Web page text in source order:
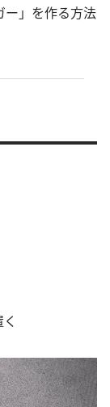
ー」を作る方法